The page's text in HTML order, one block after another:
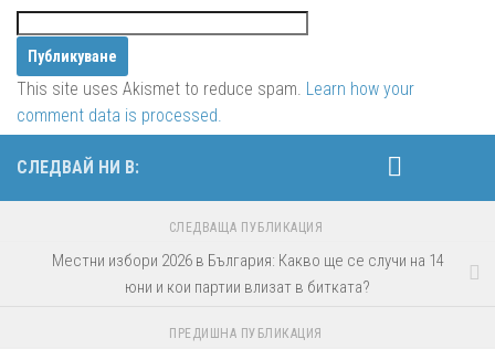
This site uses Akismet to reduce spam. Learn how your
comment data is processed.
СЛЕДВАЙ НИ В:
СЛЕДВАЩА ПУБЛИКАЦИЯ
Местни избори 2026 в България: Какво ще се случи на 14
юни и кои партии влизат в битката?
ПРЕДИШНА ПУБЛИКАЦИЯ